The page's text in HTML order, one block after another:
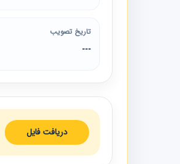
تاریخ تصویب
---
دریافت فایل